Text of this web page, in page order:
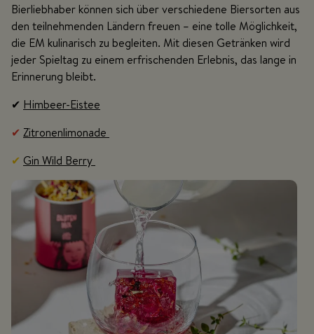
Bierliebhaber können sich über verschiedene Biersorten aus
den teilnehmenden Ländern freuen – eine tolle Möglichkeit,
die EM kulinarisch zu begleiten. Mit diesen Getränken wird
jeder Spieltag zu einem erfrischenden Erlebnis, das lange in
Erinnerung bleibt.
✔ Himbeer-Eistee
✔ Zitronenlimonade
✔ Gin Wild Berry